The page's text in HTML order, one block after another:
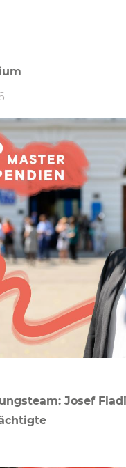
Josef